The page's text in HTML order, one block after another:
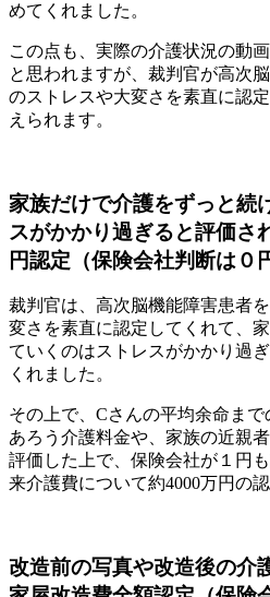
めてくれました。
この点も、実際の介護状況の動
と思われますが、裁判官が高次
のストレスや大変さを素直に認
えられます。
家族だけで介護をずっと続
スがかかり過ぎると評価さ
円認定（保険会社判断は０
裁判官は、高次脳機能障害患者
変さを素直に認定してくれて、
ていくのはストレスがかかり過
くれました。
その上で、Cさんの平均余命ま
あろう介護料金や、家族の近親
評価した上で、保険会社が１円
来介護費について約4000万円の
改造前の写真や改造後の介